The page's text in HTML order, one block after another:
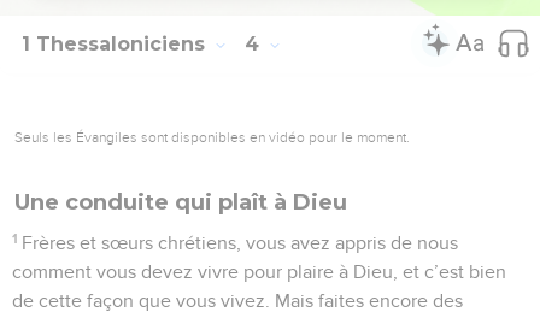
1 Thessaloniciens 4
Seuls les Évangiles sont disponibles en vidéo pour le moment.
Une conduite qui plaît à Dieu
1 Frères et sœurs chrétiens, vous avez appris de nous
comment vous devez vivre pour plaire à Dieu, et c’est bien
de cette façon que vous vivez. Mais faites encore des